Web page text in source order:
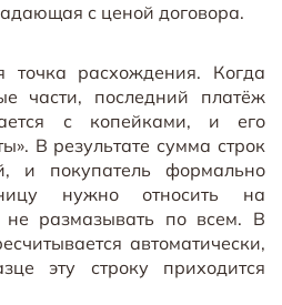
с ценой договора.
расхождения. Когда
части, последний платёж
с копейками, и его
В результате сумма строк
и покупатель формально
нужно относить на
размазывать по всем. В
автоматически,
эту строку приходится